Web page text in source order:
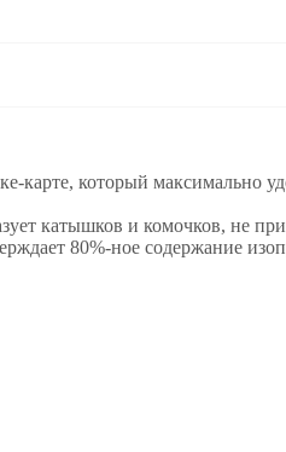
который максимально
катышков и комочков, не
80%-ное содержание